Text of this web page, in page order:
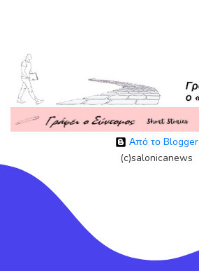
Από το Blogger
(c)salonicanews